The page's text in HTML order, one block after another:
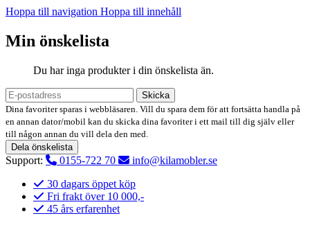
Hoppa till navigation Hoppa till innehåll
Min önskelista
Du har inga produkter i din önskelista än.
Skicka
Dina favoriter sparas i webbläsaren. Vill du spara dem för att fortsätta handla på
en annan dator/mobil kan du skicka dina favoriter i ett mail till dig själv eller
till någon annan du vill dela den med.
Dela önskelista
Support: 0155-722 70
info@kilamobler.se
30 dagars öppet köp
Fri frakt över 10 000,-
45 års erfarenhet